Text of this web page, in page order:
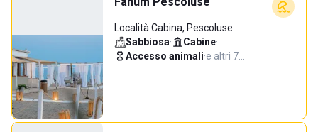
Località Cabina, Pescoluse
Sabbiosa· Cabine·
Accesso animali·e altri 7…